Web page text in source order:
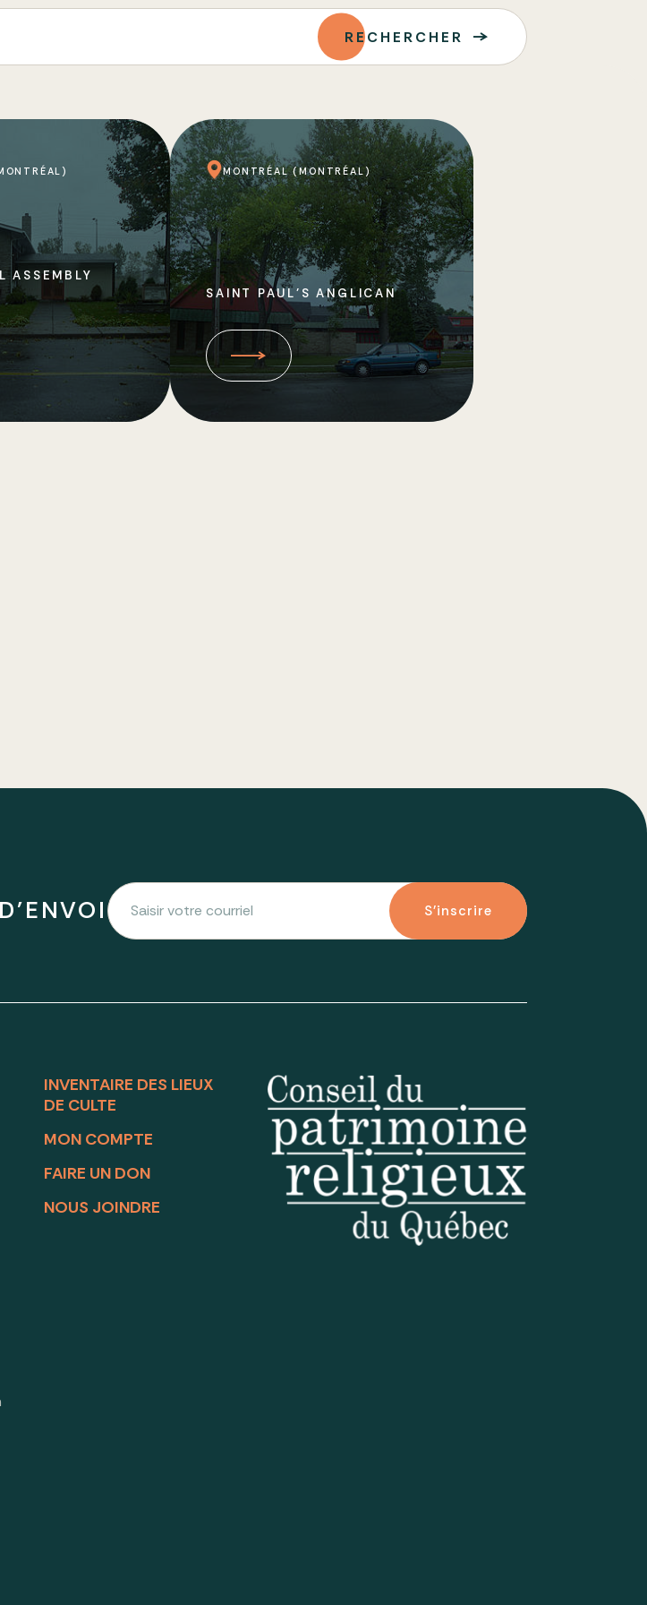
RECHERCHER
ASSEMBLY
MONTRÉAL (MONTRÉAL)
SAINT PAUL’S ANGLICAN
S'inscrire
INVENTAIRE DES LIEUX
DE CULTE
MON COMPTE
FAIRE UN DON
NOUS JOINDRE